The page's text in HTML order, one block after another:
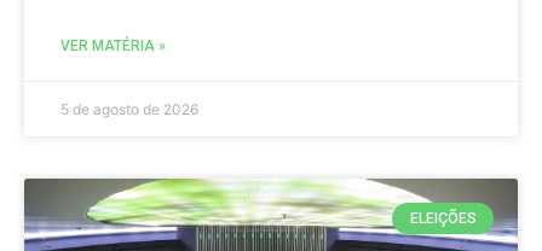
VER MATÉRIA »
5 de agosto de 2026
ELEIÇÕES